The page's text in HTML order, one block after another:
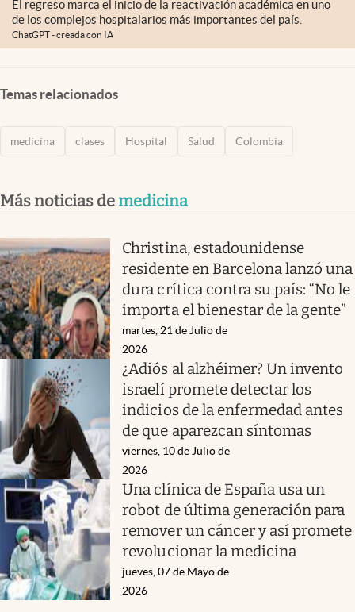
El regreso marca el inicio de la reactivación académica en uno
de los complejos hospitalarios más importantes del país.
ChatGPT - creada con IA
Temas relacionados
medicina clases Hospital Salud Colombia
Más noticias demedicina
Christina, estadounidense
residente en Barcelona lanzó una
dura crítica contra su país: “No le
importa el bienestar de la gente”
martes, 21 de Julio de
2026
¿Adiós al alzhéimer? Un invento
israelí promete detectar los
indicios de la enfermedad antes
de que aparezcan síntomas
viernes, 10 de Julio de
2026
Una clínica de España usa un
robot de última generación para
remover un cáncer y así promete
revolucionar la medicina
jueves, 07 de Mayo de
2026